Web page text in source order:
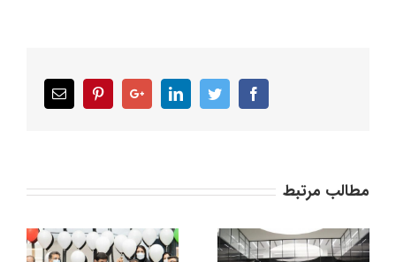
Facebook
Twitter
LinkedIn
Google+
Pinterest
Email
مطالب مرتبط